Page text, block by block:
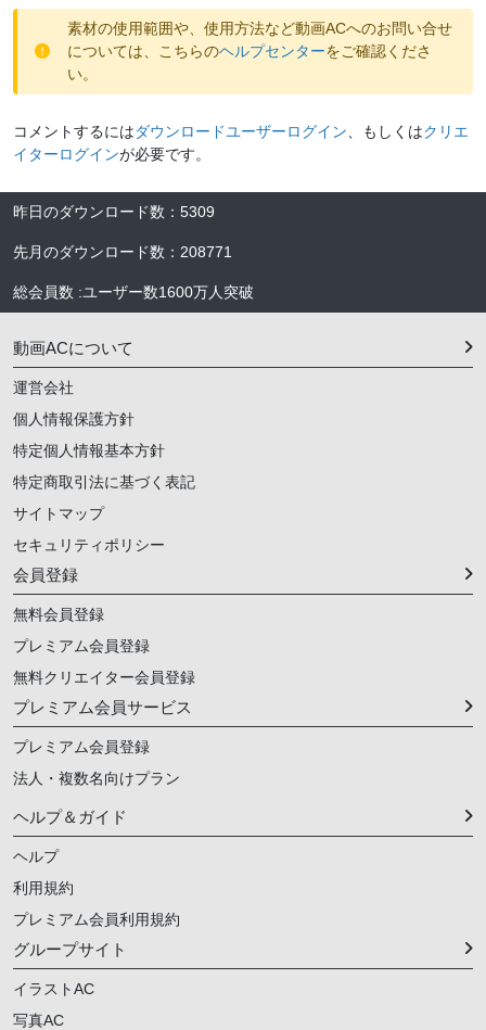
素材の使用範囲や、使用方法など動画ACへのお問い合せ
については、こちらのヘルプセンターをご確認くださ
い。
コメントするにはダウンロードユーザーログイン 、もしくはクリエ
イターログインが必要です。
昨日のダウンロード数 ： 5309
先月のダウンロード数 ： 208771
総会員数 :ユーザー数1600万人 突破
動画ACについて
運営会社
個人情報保護方針
特定個人情報基本方針
特定商取引法に基づく表記
サイトマップ
セキュリティポリシー
会員登録
無料会員登録
プレミアム会員登録
無料クリエイター会員登録
プレミアム会員サービス
プレミアム会員登録
法人・複数名向けプラン
ヘルプ＆ガイド
ヘルプ
利用規約
プレミアム会員利用規約
グループサイト
イラストAC
写真AC